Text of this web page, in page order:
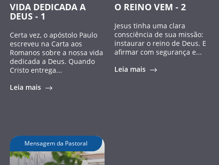
VIDA DEDICADA A
DEUS - 1
Certa vez, o apóstolo Paulo
escreveu na Carta aos
Romanos sobre a nossa vida
dedicada a Deus. Quando
Cristo entrega...
Leia mais
O REINO VEM - 2
Jesus tinha uma clara
consciência de sua missão:
instaurar o reino de Deus. E
afirmar com segurança e...
Leia mais
Mensagem da Pastoral